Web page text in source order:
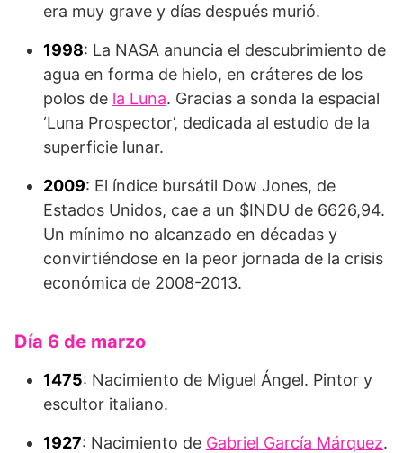
era muy grave y días después murió.
1998: La NASA anuncia el descubrimiento de
agua en forma de hielo, en cráteres de los
polos de la Luna. Gracias a sonda la espacial
‘Luna Prospector’, dedicada al estudio de la
superficie lunar.
2009: El índice bursátil Dow Jones, de
Estados Unidos, cae a un $INDU de 6626,94.
Un mínimo no alcanzado en décadas y
convirtiéndose en la peor jornada de la crisis
económica de 2008-2013.
Día 6 de marzo
1475: Nacimiento de Miguel Ángel. Pintor y
escultor italiano.
1927: Nacimiento de Gabriel García Márquez.